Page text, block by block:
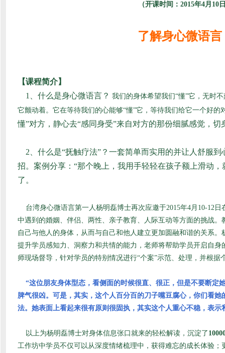
（开课时间：2015年4月
了解身心微语
【课程简介】
1、什么是身心微语言？ 我们的身体希望我们“懂”它，无时
它颤动着。它在等待我们的心能够“懂”它，等待我们给它一个好的
懂”对方，静心去“感同身受”来自对方的那份细腻感觉，
2、什么是“抚触疗法”？一套简单而实用的并让人舒服
招。案例分享：“那个晚上，我用手轻轻在孩子额上滑动
了。
台湾身心微语言第一人杨明磊博士再次应邀于2015年4月10-12
中遇到的婚姻、伴侣、两性、亲子教育、人际互动等方面的挑战
自己与他人的身体，从而与自己和他人建立更加圆融和谐的关系
提升学员感知力、洞察力和共情的能力，老师将帮助学员开启自
师现场督导，针对学员的特别情况进行“个案”示范、处理，并根据
“这位朋友身体型态，看侧面的时候很直、很正，但是不要断定
脾气很凶。可是，其实，这个人百分百的刀子嘴豆腐心，你们看
法。她表面上看起来很有原则很固执，其实这个人重心不稳，表
以上为杨明磊博士对身体信息张口就来的轻松解读，沉淀了
工作坊中学员不仅可以从深度情绪梳理中，获得难忘的成长体验